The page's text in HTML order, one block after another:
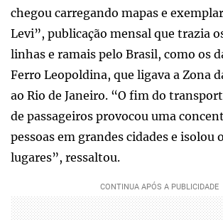
chegou carregando mapas e
Levi”, publicação mensal que trazia
linhas e ramais pelo Brasil, como os
Ferro Leopoldina, que ligava a Zona
ao Rio de Janeiro. “O fim do
de passageiros provocou uma
pessoas em grandes cidades e isolou
lugares”, ressaltou.